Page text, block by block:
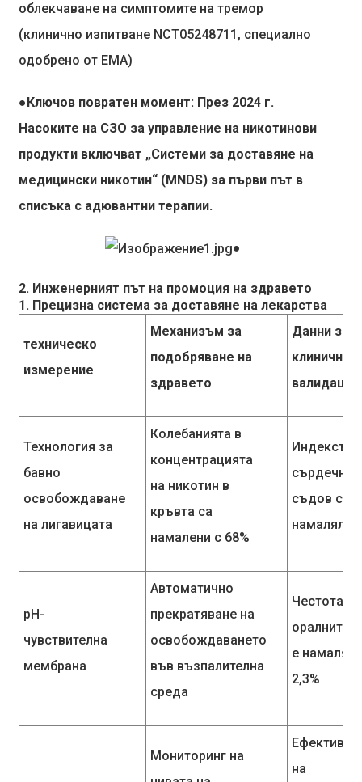
облекчаване на симптомите на тремор
(клинично изпитване NCT05248711, специално
одобрено от EMA)
●Ключов повратен момент: През 2024 г.
Насоките на СЗО за управление на никотинови
продукти включват „Системи за доставяне на
медицински никотин“ (MNDS) за първи път в
списъка с адювантни терапии.
●
2. Инженерният път на промоция на здравето
1. Прецизна система за доставяне на лекарства
техническо
измерение
Механизъм за
подобряване на
здравето
Данни за
клинична
валидация
Технология за
бавно
освобождаване
на лигавицата
Колебанията в
концентрацията
на никотин в
кръвта са
намалени с 68%
Индексът
сърдечно-
съдов
намалял с
pH-
чувствителна
мембрана
Автоматично
прекратяване на
освобождаването
във възпалителна
среда
Честотата
оралните
е
2,3%
Мониторинг на
на